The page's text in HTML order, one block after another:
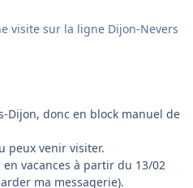
visite sur la ligne Dijon-Nevers
Dijon, donc en block manuel de
peux venir visiter.
vacances à partir du 13/02
ma messagerie).